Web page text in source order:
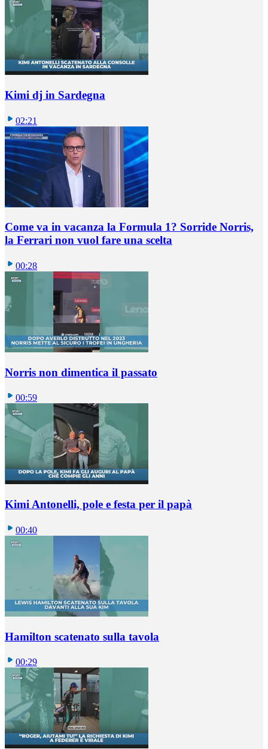
Kimi dj in Sardegna
02:21
Come va in vacanza la Formula 1? Sorride Norris,
la Ferrari non vuol fare una scelta
00:28
Norris non dimentica il passato
00:59
Kimi Antonelli, pole e festa per il papà
00:40
Hamilton scatenato sulla tavola
00:29